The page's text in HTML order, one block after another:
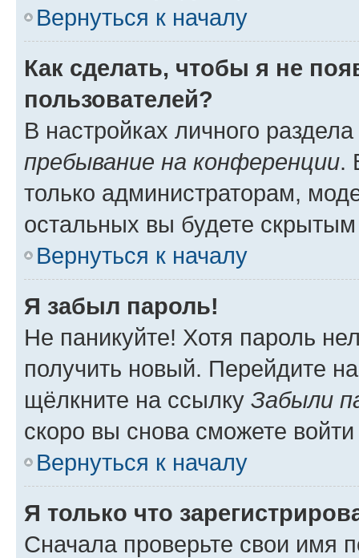
Вернуться к началу
Как сделать, чтобы я не
пользователей?
В настройках личного
пребывание на конференции.
только администраторам,
остальных вы будете
Вернуться к началу
Я забыл пароль!
Не паникуйте! Хотя пароль
получить новый. Перейдите
щёлкните на ссылку Забыли
скоро вы снова сможете
Вернуться к началу
Я только что
Сначала проверьте свои имя